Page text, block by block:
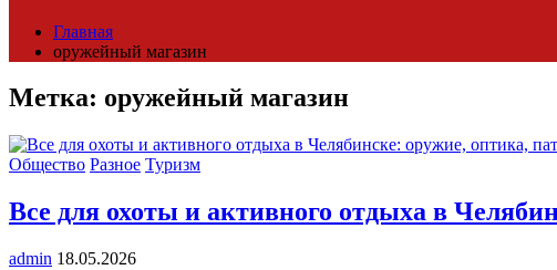
Главная
оружейный магазин
Метка: оружейный магазин
Общество Разное Туризм
Все для охоты и активного отдыха в
admin 18.05.2026